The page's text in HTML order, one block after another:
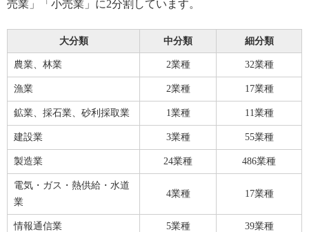
売業」「小売業」に2分割しています。
大分類 中分類 細分類
農業、林業 2業種 32業種
漁業 2業種 17業種
鉱業、採石業、砂利採取業 1業種 11業種
建設業 3業種 55業種
製造業 24業種 486業種
電気・ガス・熱供給・水道
業
4業種 17業種
情報通信業 5業種 39業種